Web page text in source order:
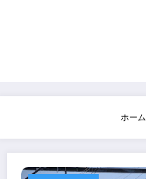
ホーム